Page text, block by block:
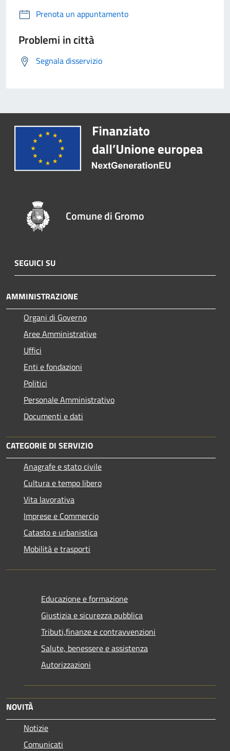
Prenota un appuntamento
Problemi in città
Segnala disservizio
Comune di Gromo
SEGUICI SU
AMMINISTRAZIONE
Organi di Governo
Aree Amministrative
Uffici
Enti e fondazioni
Politici
Personale Amministrativo
Documenti e dati
CATEGORIE DI SERVIZIO
Anagrafe e stato civile
Cultura e tempo libero
Vita lavorativa
Imprese e Commercio
Catasto e urbanistica
Mobilità e trasporti
Educazione e formazione
Giustizia e sicurezza pubblica
Tributi,finanze e contravvenzioni
Salute, benessere e assistenza
Autorizzazioni
NOVITÀ
Notizie
Comunicati